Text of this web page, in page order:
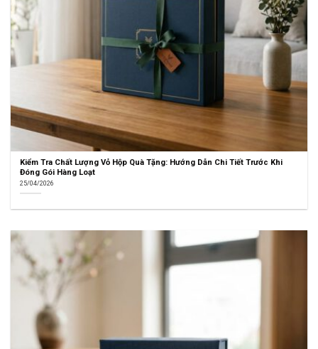
Kiểm Tra Chất Lượng Vỏ Hộp Quà Tặng: Hướng Dẫn Chi Tiết Trước Khi
Đóng Gói Hàng Loạt
25/04/2026